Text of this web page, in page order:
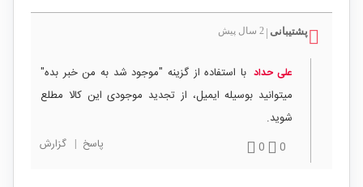
پشتیبانی 2 سال پیش
علی حداد با استفاده از گزینه "موجود شد به من خبر بده"
میتوانید بوسیله ایمیل، از تجدید موجودی این کالا مطلع
شوید.
0
0 پاسخ | گزارش